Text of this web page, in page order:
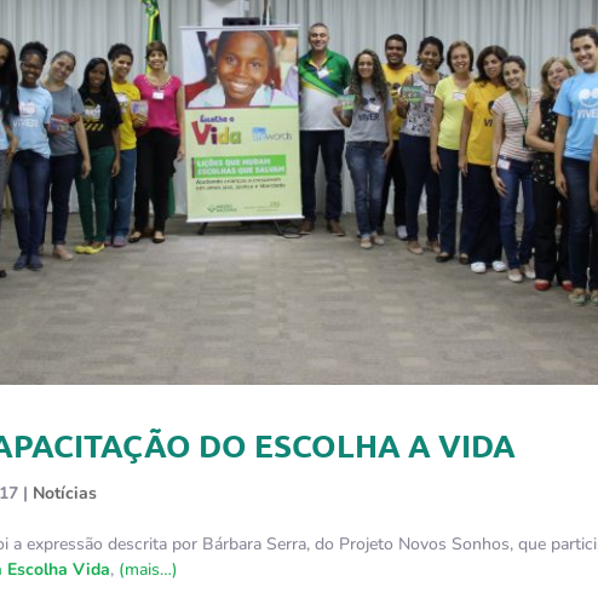
DO ESCOLHA A VIDA
| Notícias
a expressão descrita por Bárbara Serra, do Projeto Novos Sonhos, que
Escolha Vida, (mais…)